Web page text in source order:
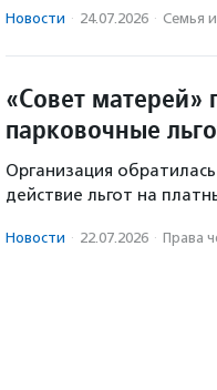
Новости · 24.07.2026 · Семья
«Совет матерей»
парковочные
Организация
действие льгот на
Новости · 22.07.2026 · Права